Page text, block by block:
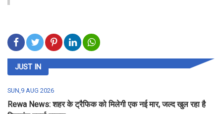
JUST IN
SUN,9 AUG 2026
Rewa News: शहर के ट्रैफिक को मिलेगी एक नई मार, जल्द खुल रहा है